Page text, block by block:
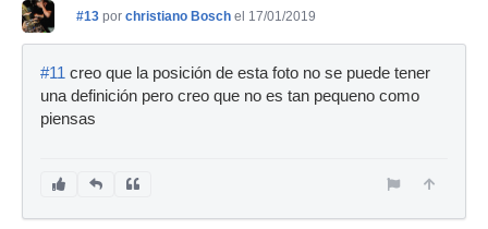
#13 por christiano Bosch el 17/01/2019
#11 creo que la posición de esta foto no se puede tener
una definición pero creo que no es tan pequeno como
piensas